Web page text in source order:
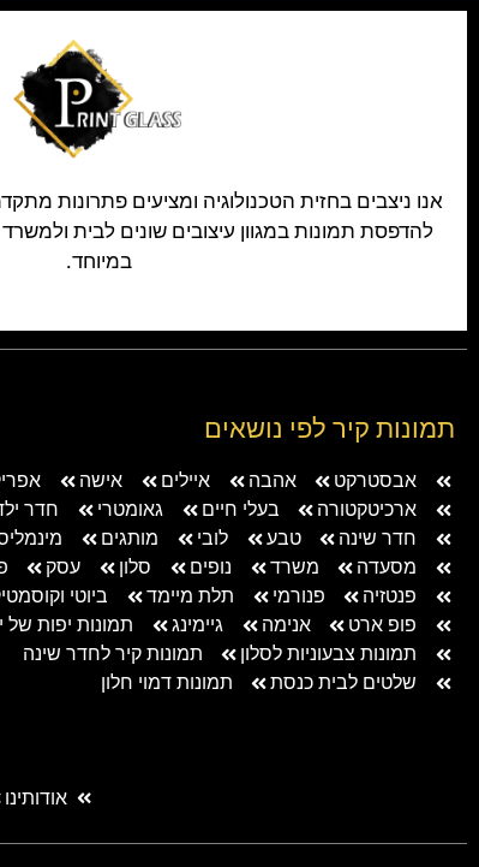
אנו ניצבים בחזית הטכנולוגיה ומציעים פתרונות
להדפסת תמונות במגוון עיצובים שונים לבית
במיוחד.
תמונות קיר לפי נושאים
אבסטרקט אהבה איילים אישה
ארכיטקטורה
בעלי חיים גאומטרי
חדר
חדר שינה
טבע לובי מותגים
מסעדה
משרד נופים סלון עסק
פנטזיה
פנורמי תלת מיימד
ביוטי
פופ ארט
אנימה גיימינג
תמונות יפות של
תמונות צבעוניות לסלון
תמונות קיר לחדר שינה
שלטים לבית כנסת
תמונות דמוי חלון
אודותינו